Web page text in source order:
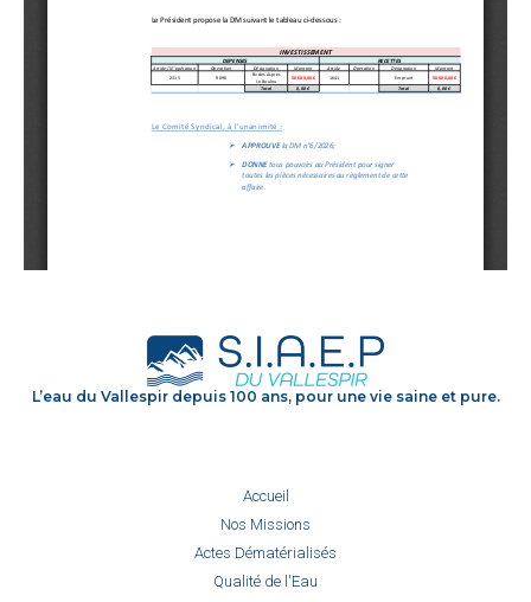
L’eau du Vallespir depuis 100 ans, pour une vie saine et pure.
Accueil
Nos Missions
Actes Dématérialisés
Qualité de l'Eau